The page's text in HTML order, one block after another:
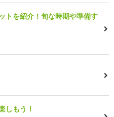
トを紹介！旬な時期や準備す
しもう！